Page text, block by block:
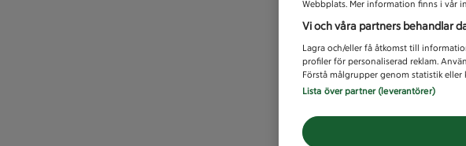
Webbplats. Mer information finns i vår
Vi och våra partners behandlar
Lagra och/eller få åtkomst till
profiler för personaliserad reklam.
Förstå målgrupper genom statistik
Lista över partner (leverantörer)